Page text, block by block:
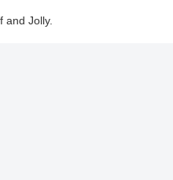
and Jolly.